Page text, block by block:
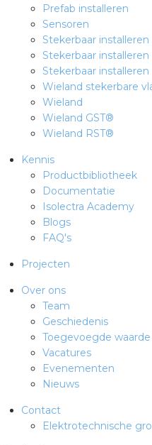
Prefab installeren
Sensoren
Stekerbaar installeren
Stekerbaar
Stekerbaar
Wieland stekerbare
Wieland
Wieland GST®
Wieland RST®
Kennis
Productbibliotheek
Documentatie
Isolectra Academy
Blogs
FAQ's
Projecten
Over ons
Team
Geschiedenis
Toegevoegde waarde
Vacatures
Evenementen
Nieuws
Contact
Elektrotechnische